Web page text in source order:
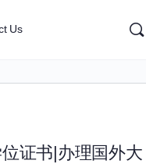
Us
证书|办理国外大